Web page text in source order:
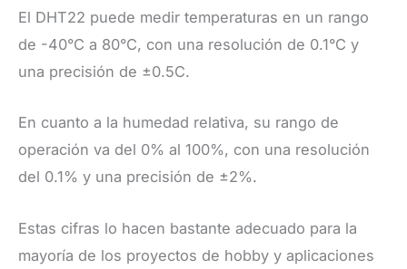
El DHT22 puede medir temperaturas en un rango
de -40°C a 80°C, con una resolución de 0.1°C y
una precisión de ±0.5C.
En cuanto a la humedad relativa, su rango de
operación va del 0% al 100%, con una resolución
del 0.1% y una precisión de ±2%.
Estas cifras lo hacen bastante adecuado para la
mayoría de los proyectos de hobby y aplicaciones